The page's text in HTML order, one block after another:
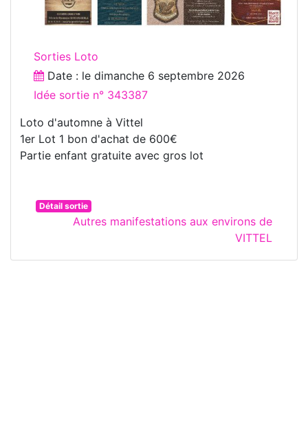
Sorties Loto
Date : le dimanche 6 septembre 2026
Idée sortie n° 343387
Loto d'automne à Vittel
1er Lot 1 bon d'achat de 600€
Partie enfant gratuite avec gros lot
Détail sortie
Autres manifestations aux environs de
VITTEL